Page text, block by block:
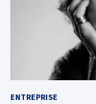
ENTREPRISE